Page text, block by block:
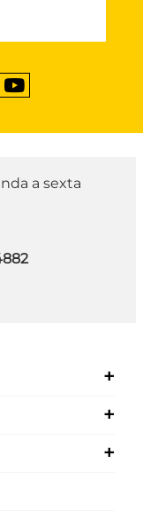
a sexta
+
+
+